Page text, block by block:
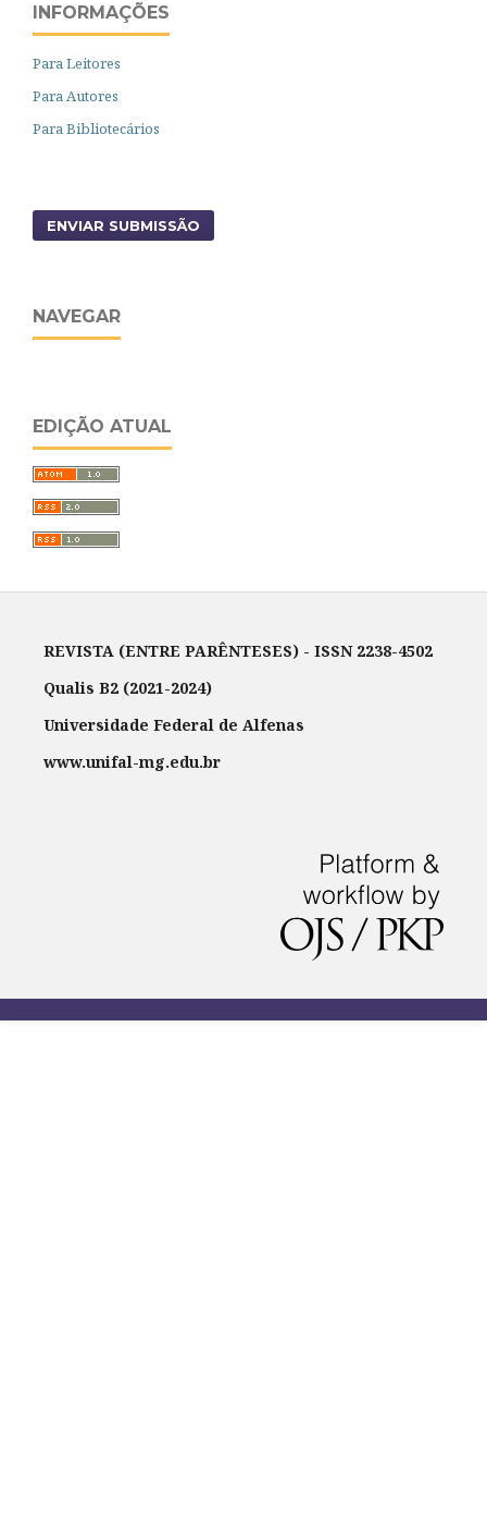
INFORMAÇÕES
Para Leitores
Para Autores
Para Bibliotecários
ENVIAR SUBMISSÃO
NAVEGAR
EDIÇÃO ATUAL
REVISTA (ENTRE PARÊNTESES) - ISSN 2238-4502
Qualis B2 (2021-2024)
Universidade Federal de Alfenas
www.unifal-mg.edu.br